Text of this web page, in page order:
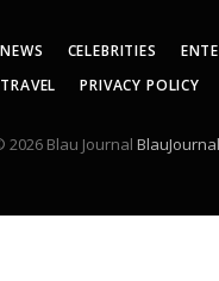
NEWS CELEBRITIES
TRAVEL PRIVACY POLICY
2026 Blau Journal BlauJournal